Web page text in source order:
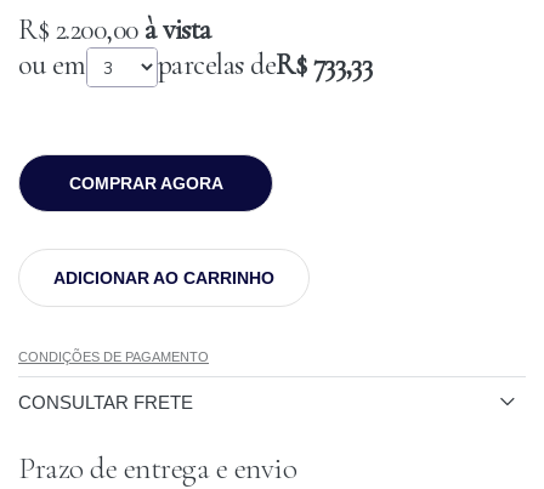
R$ 2.200,00à vista
ou em
parcelas deR$ 733,33
COMPRAR AGORA
ADICIONAR AO CARRINHO
CONDIÇÕES DE PAGAMENTO
CONSULTAR FRETE
Prazo de entrega e envio